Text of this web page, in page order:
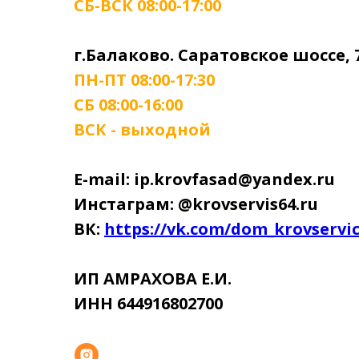
СБ-ВСК 08:00-17:00
г.Балаково. Саратовское шоссе,
ПН-ПТ 08:00-17:30
СБ 08:00-16:00
ВСК - выходной
E-mail: ip.krovfasad@yandex.ru
Инстаграм: @krovservis64.ru
ВК: https://vk.com/
ИП АМРАХОВА Е.И.
ИНН 644916802700